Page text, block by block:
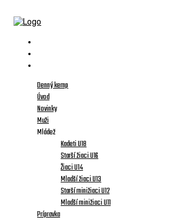
Denný kemp
Úvod
Novinky
Muži
Mládež
Kadeti U18
Starší žiaci U16
Žiaci U14
Mladší žiaci U13
Starší minižiaci U12
Mladší minižiaci U11
Prípravka